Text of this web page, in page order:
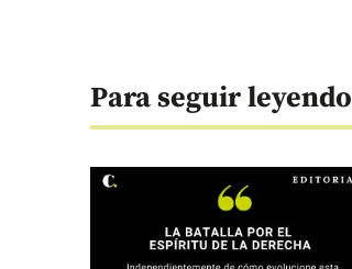
Para seguir leyendo